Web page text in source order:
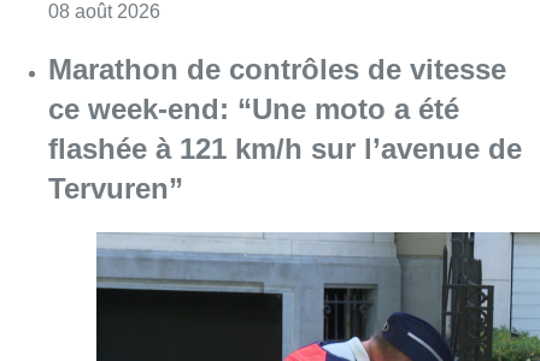
Consulter l'article "Marathon de contrôles